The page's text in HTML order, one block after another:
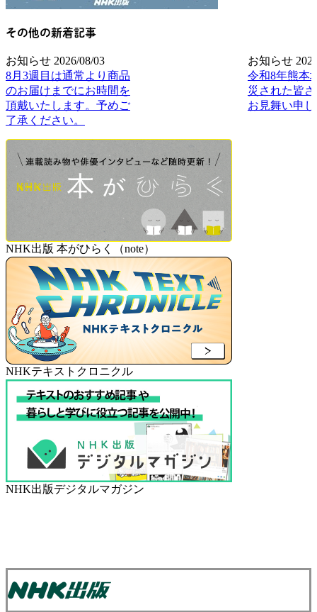
その他の新着記事
お知らせ 2026/08/03
8月3週目は通常より商品
のお届けまでにお時間を
頂戴いたします。予めご
了承ください。
お知らせ
令和8年熊本
災された皆
お見舞い申
NHK出版 本がひらく（note）
NHKテキストクロニクル
NHK出版デジタルマガジン